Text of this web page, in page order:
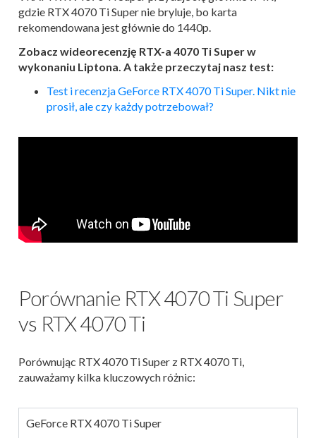
gdzie RTX 4070 Ti Super nie bryluje, bo karta
rekomendowana jest głównie do 1440p.
Zobacz wideorecenzję RTX-a 4070 Ti Super w
wykonaniu Liptona. A także przeczytaj nasz test:
Test i recenzja GeForce RTX 4070 Ti Super. Nikt nie
prosił, ale czy każdy potrzebował?
Porównanie RTX 4070 Ti Super
vs RTX 4070 Ti
Porównując RTX 4070 Ti Super z RTX 4070 Ti,
zauważamy kilka kluczowych różnic:
GeForce RTX 4070 Ti Super